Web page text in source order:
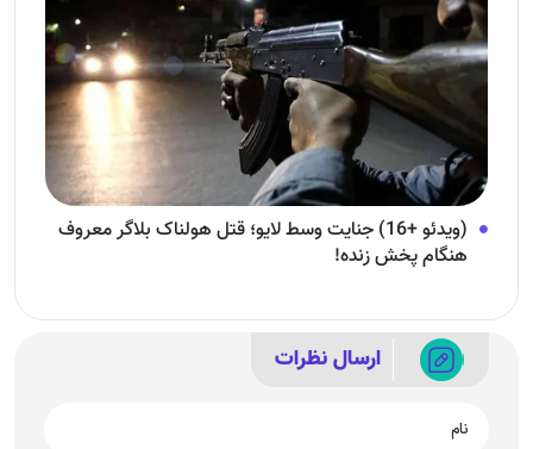
(ویدئو +16) جنایت وسط لایو؛ قتل هولناک بلاگر معروف
هنگام پخش زنده!
ارسال نظرات